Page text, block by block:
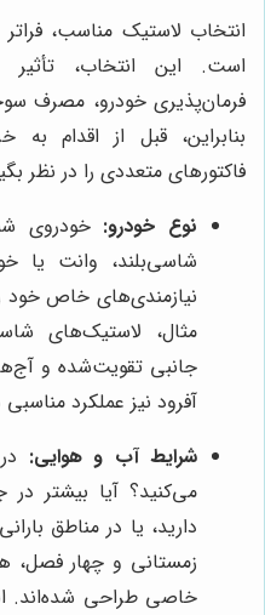
انتخاب لاستیک مناسب،
است. این انتخاب، تأثیر
فرمان‌پذیری خودرو، مصرف
بنابراین، قبل از اقدام
فاکتورهای متعددی را در نظر
نوع خودرو: خودروی
شاسی‌بلند، وانت یا
نیازمندی‌های خاص خود
مثال، لاستیک‌های
جانبی تقویت‌شده و
آفرود نیز عملکرد
شرایط آب و هوایی:
می‌کنید؟ آیا بیشتر
دارید، یا در مناطق
زمستانی و چهار فصل،
خاصی طراحی شده‌اند.